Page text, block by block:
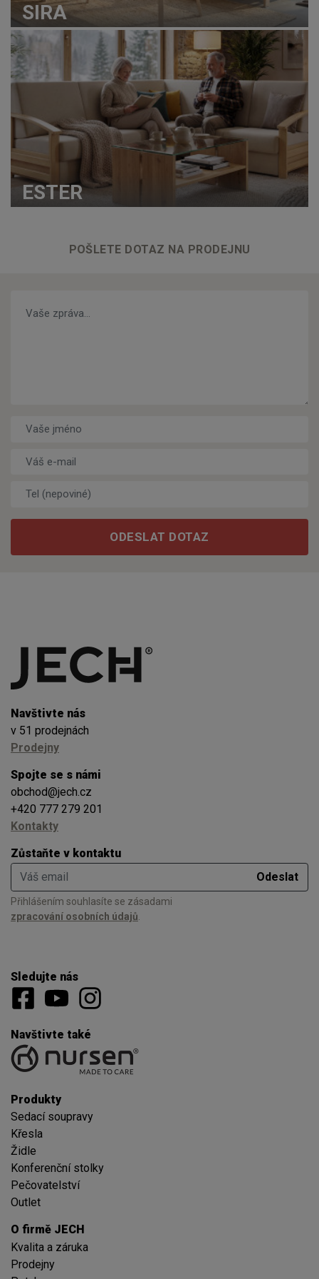
SIRA
ESTER
POŠLETE DOTAZ NA PRODEJNU
Vaše jméno
Váš e-mail
Tel (nepoviné)
ODESLAT DOTAZ
Navštivte nás
v 51 prodejnách
Prodejny
Spojte se s námi
obchod@jech.cz
+420 777 279 201
Kontakty
Zůstaňte v kontaktu
Váš email
Odeslat
Přihlášením souhlasíte se zásadami
zpracování osobních údajů
Sledujte nás
Navštivte také
Produkty
Sedací soupravy
Křesla
Židle
Konferenční stolky
Pečovatelství
Outlet
O firmě JECH
Kvalita a záruka
Prodejny